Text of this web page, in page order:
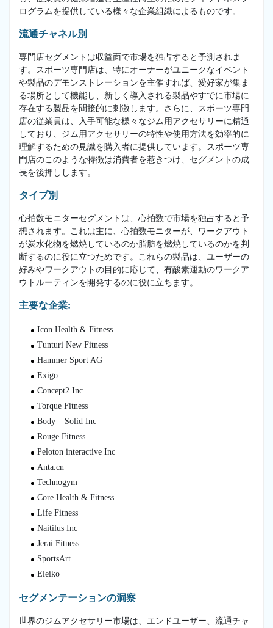
ログラムを提供している様々な企業組織によるものです。
流通チャネル別
専門店セグメントは収益面で市場を独占すると予測されま
す。スポーツ専門店は、特にオーナーがユニークなイベント
や製品のデモンストレーションを主催すれば、愛好家が集ま
る場所として機能し、新しく導入される製品やすでに市場に
存在する製品を間接的に刺激します。さらに、スポーツ専門
店の従業員は、入手可能な様々なジム用アクセサリーに精通
しており、ジム用アクセサリーの特性や使用方法を効率的に
理解するための見識を購入者に提供しています。スポーツ専
門店のこのような特徴は消費者を惹きつけ、セグメントの成
長を後押しします。
タイプ別
心拍数モニターセグメントは、心拍数で市場を独占すると予
想されます。これは主に、心拍数モニターが、ワークアウト
が炭水化物を燃焼しているのか脂肪を燃焼しているのかを判
断するのに役に立つためです。これらの製品は、ユーザーの
好みやワークアウトの目的に応じて、有酸素運動のワークア
ウトルーティンを開発するのに役に立ちます。
主要な企業:
Icon Health & Fitness
Tunturi New Fitness
Hammer Sport AG
Exigo
Concept2 Inc
Torque Fitness
Body – Solid Inc
Rouge Fitness
Peloton interactive Inc
Anta.cn
Technogym
Core Health & Fitness
Life Fitness
Naitilus Inc
Jerai Fitness
SportsArt
Eleiko
セグメンテーションの洞察
世界のジムアクセサリー市場は、エンドユーザー、流通チャ